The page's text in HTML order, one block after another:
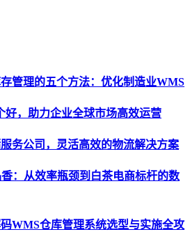
管理的五个方法：优化制造业WMS
好，助力企业全球市场高效运营
务公司，灵活高效的物流解决方案
：从效率瓶颈到白茶电商标杆的数
WMS仓库管理系统选型与实施全攻